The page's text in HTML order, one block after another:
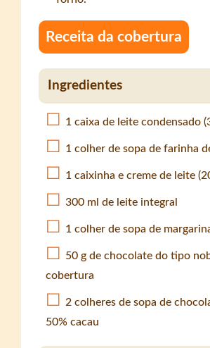
Receita da cobertura
Ingredientes
1 caixa de leite condensado
1 colher de sopa de farinha
1 caixinha e creme de leite
300 ml de leite integral
1 colher de sopa de
50 g de chocolate do tipo
cobertura
2 colheres de sopa de
50% cacau